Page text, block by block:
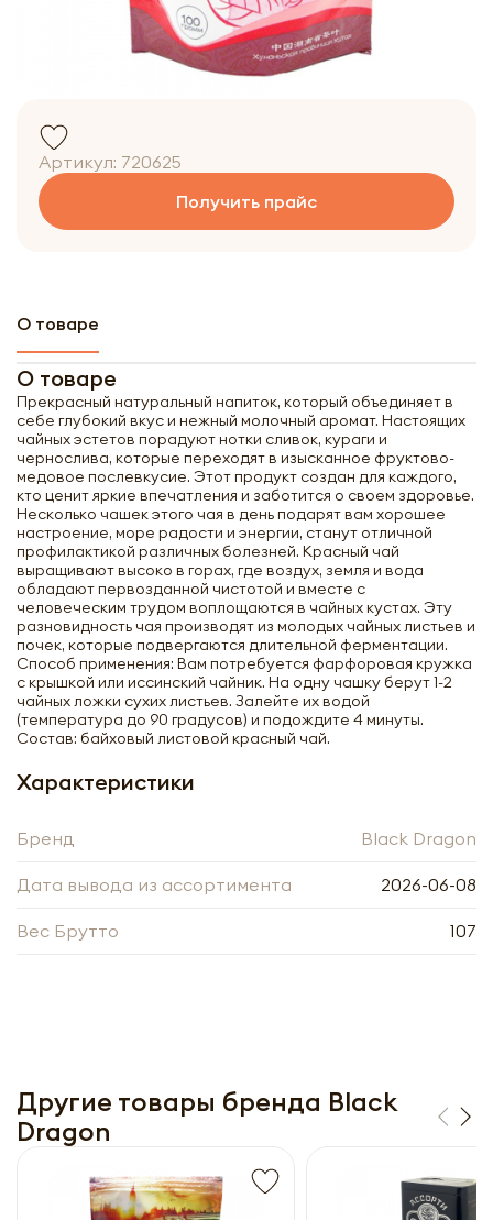
Артикул: 720625
Получить прайс
О товаре
О товаре
Прекрасный натуральный напиток, который объединяет в
себе глубокий вкус и нежный молочный аромат. Настоящих
чайных эстетов порадуют нотки сливок, кураги и
чернослива, которые переходят в изысканное фруктово-
медовое послевкусие. Этот продукт создан для каждого,
кто ценит яркие впечатления и заботится о своем здоровье.
Несколько чашек этого чая в день подарят вам хорошее
настроение, море радости и энергии, станут отличной
профилактикой различных болезней. Красный чай
выращивают высоко в горах, где воздух, земля и вода
обладают первозданной чистотой и вместе с
человеческим трудом воплощаются в чайных кустах. Эту
разновидность чая производят из молодых чайных листьев и
почек, которые подвергаются длительной ферментации.
Способ применения: Вам потребуется фарфоровая кружка
с крышкой или иссинский чайник. На одну чашку берут 1-2
чайных ложки сухих листьев. Залейте их водой
(температура до 90 градусов) и подождите 4 минуты.
Состав: байховый листовой красный чай.
Характеристики
Бренд Black Dragon
Дата вывода из ассортимента 2026-06-08
Вес Брутто 107
Другие товары бренда Black
Dragon
Получить оптовый
прайс-лист
Обязательны к заполнению